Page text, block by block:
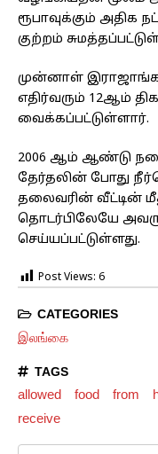
ரூபாவுக்கும் அதிக
குற்றம்
முன்னாள்
எதிர்வரும் 12ஆம்
வைக்கப்பட்டுள்ளார்.
2006 ஆம் ஆண்டு
தேர்தலின் போது
தலைவரின் வீட்டின்
தொடர்பிலேயே
செய்யப்பட்டுள்ளது.
Post Views: 6
CATEGORIES
இலங்கை
TAGS
allowed food from
receive